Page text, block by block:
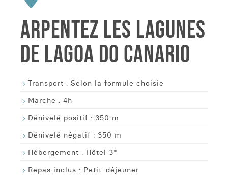
ARPENTEZ LES LAGUNES
DE LAGOA DO CANARIO
Transport : Selon la formule choisie
Marche : 4h
Dénivelé positif : 350 m
Dénivelé négatif : 350 m
Hébergement : Hôtel 3*
Repas inclus : Petit-déjeuner